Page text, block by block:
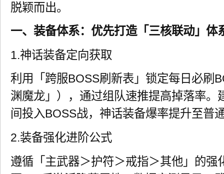
脱颖而出。
一、装备体系：优先打造「三核联动」体
1.神话装备定向获取
利用「跨服BOSS刷新表」锁定每日必刷
渊魔龙」），通过组队速推提高掉落率。
间投入BOSS战，神话装备爆率提升至普
2.装备强化进阶公式
遵循「主武器＞护符＞戒指＞其他」的强